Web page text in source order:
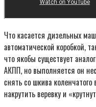
Что касается дизельных
автоматической коробкой,
что якобы существует
АКПП, но выполняется он
снять со шкива
накрутить веревку и